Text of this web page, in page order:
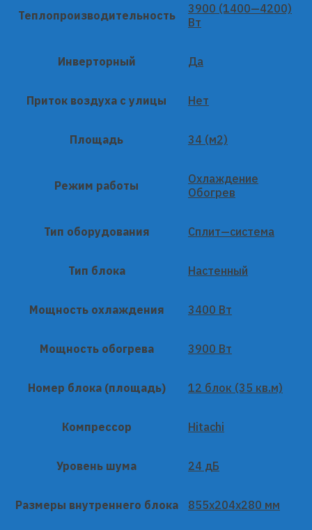
Теплопроизводительность
3900 (1400—4200)
Вт
Инверторный Да
Приток воздуха с улицы Нет
Площадь 34 (м2)
Режим работы
Охлаждение
Обогрев
Тип оборудования Сплит—система
Тип блока Настенный
Мощность охлаждения 3400 Вт
Мощность обогрева 3900 Вт
Номер блока (площадь) 12 блок (35 кв.м)
Компрессор Hitachi
Уровень шума 24 дБ
Размеры внутреннего блока 855x204x280 мм